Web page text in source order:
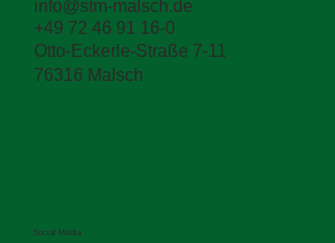
info@stm-malsch.de
+49 72 46 91 16-0
Otto-Eckerle-Straße 7-11
76316 Malsch
Social Media